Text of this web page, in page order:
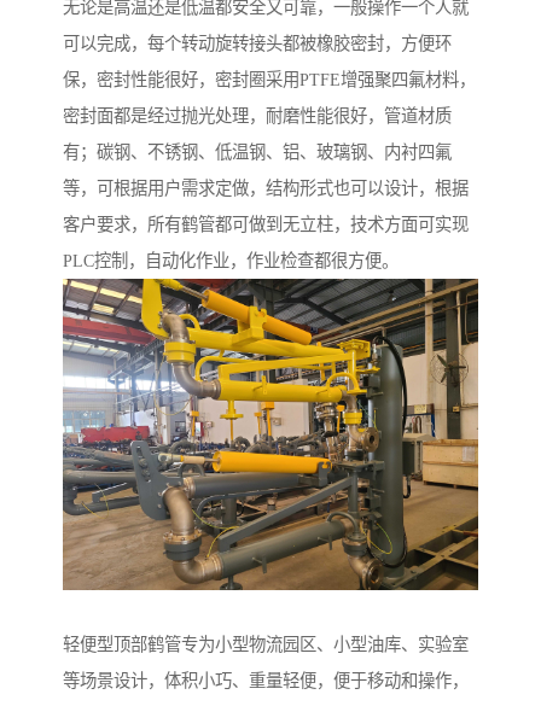
无论是高温还是低温都安全又可靠，一般操作一个人就
可以完成，每个转动旋转接头都被橡胶密封，方便环
保，密封性能很好，密封圈采用PTFE增强聚四氟材料，
密封面都是经过抛光处理，耐磨性能很好，管道材质
有；碳钢、不锈钢、低温钢、铝、玻璃钢、内衬四氟
等，可根据用户需求定做，结构形式也可以设计，根据
客户要求，所有鹤管都可做到无立柱，技术方面可实现
PLC控制，自动化作业，作业检查都很方便。
轻便型顶部鹤管专为小型物流园区、小型油库、实验室
等场景设计，体积小巧、重量轻便，便于移动和操作，